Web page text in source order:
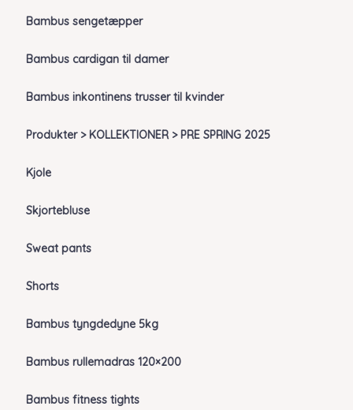
Bambus sengetæpper
Bambus cardigan til damer
Bambus inkontinens trusser til kvinder
Produkter > KOLLEKTIONER > PRE SPRING 2025
Kjole
Skjortebluse
Sweat pants
Shorts
Bambus tyngdedyne 5kg
Bambus rullemadras 120×200
Bambus fitness tights